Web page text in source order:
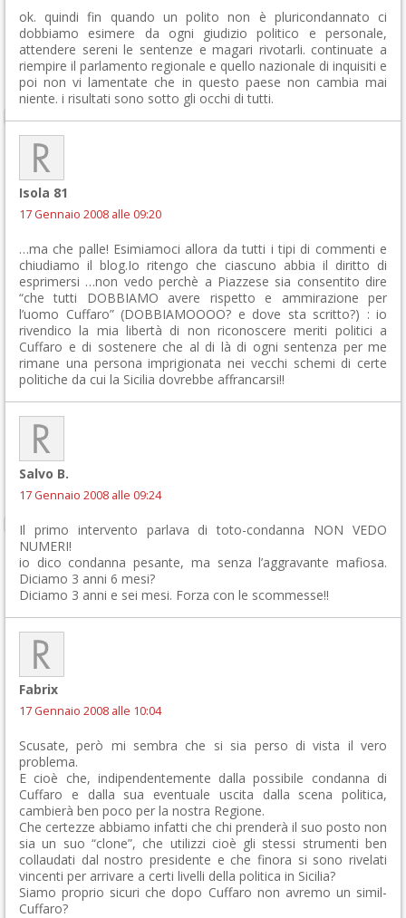
ok. quindi fin quando un polito non è pluricondannato ci
dobbiamo esimere da ogni giudizio politico e personale,
attendere sereni le sentenze e magari rivotarli. continuate a
riempire il parlamento regionale e quello nazionale di inquisiti e
poi non vi lamentate che in questo paese non cambia mai
niente. i risultati sono sotto gli occhi di tutti.
Isola 81
17 Gennaio 2008 alle 09:20
…ma che palle! Esimiamoci allora da tutti i tipi di commenti e
chiudiamo il blog.Io ritengo che ciascuno abbia il diritto di
esprimersi …non vedo perchè a Piazzese sia consentito dire
“che tutti DOBBIAMO avere rispetto e ammirazione per
l’uomo Cuffaro” (DOBBIAMOOOO? e dove sta scritto?) : io
rivendico la mia libertà di non riconoscere meriti politici a
Cuffaro e di sostenere che al di là di ogni sentenza per me
rimane una persona imprigionata nei vecchi schemi di certe
politiche da cui la Sicilia dovrebbe affrancarsi!!
Salvo B.
17 Gennaio 2008 alle 09:24
Il primo intervento parlava di toto-condanna NON VEDO
NUMERI!
io dico condanna pesante, ma senza l’aggravante mafiosa.
Diciamo 3 anni 6 mesi?
Diciamo 3 anni e sei mesi. Forza con le scommesse!!
Fabrix
17 Gennaio 2008 alle 10:04
Scusate, però mi sembra che si sia perso di vista il vero
problema.
E cioè che, indipendentemente dalla possibile condanna di
Cuffaro e dalla sua eventuale uscita dalla scena politica,
cambierà ben poco per la nostra Regione.
Che certezze abbiamo infatti che chi prenderà il suo posto non
sia un suo “clone”, che utilizzi cioè gli stessi strumenti ben
collaudati dal nostro presidente e che finora si sono rivelati
vincenti per arrivare a certi livelli della politica in Sicilia?
Siamo proprio sicuri che dopo Cuffaro non avremo un simil-
Cuffaro?